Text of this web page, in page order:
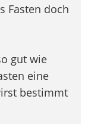
Fasten doch
gut wie
eine
bestimmt